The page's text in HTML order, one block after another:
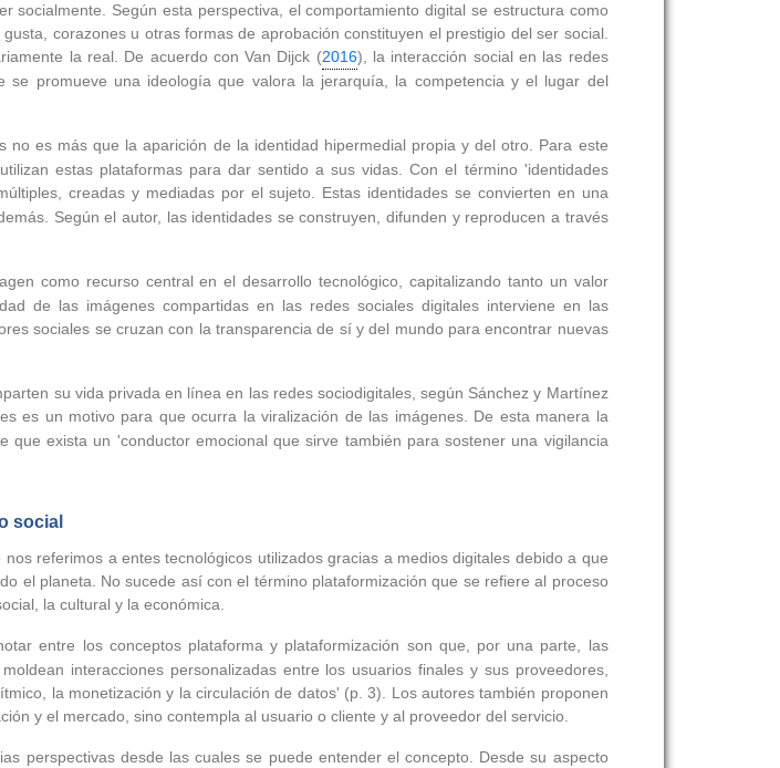
socialmente. Según esta perspectiva, el comportamiento digital se estructura como
gusta, corazones u otras formas de aprobación constituyen el prestigio del ser social.
la real. De acuerdo con Van Dijck (2016), la interacción social en las redes
promueve una ideología que valora la jerarquía, la competencia y el lugar del
es más que la aparición de la identidad hipermedial propia y del otro. Para este
estas plataformas para dar sentido a sus vidas. Con el término 'identidades
creadas y mediadas por el sujeto. Estas identidades se convierten en una
Según el autor, las identidades se construyen, difunden y reproducen a través
como recurso central en el desarrollo tecnológico, capitalizando tanto un valor
de las imágenes compartidas en las redes sociales digitales interviene en las
sociales se cruzan con la transparencia de sí y del mundo para encontrar nuevas
su vida privada en línea en las redes sociodigitales, según Sánchez y Martínez
es un motivo para que ocurra la viralización de las imágenes. De esta manera la
exista un 'conductor emocional que sirve también para sostener una vigilancia
social
referimos a entes tecnológicos utilizados gracias a medios digitales debido a que
el planeta. No sucede así con el término plataformización que se refiere al proceso
la cultural y la económica.
entre los conceptos plataforma y plataformización son que, por una parte, las
interacciones personalizadas entre los usuarios finales y sus proveedores,
la monetización y la circulación de datos' (p. 3). Los autores también proponen
y el mercado, sino contempla al usuario o cliente y al proveedor del servicio.
perspectivas desde las cuales se puede entender el concepto. Desde su aspecto